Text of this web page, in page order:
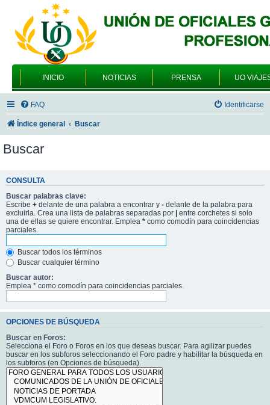
INICIO NOTICIAS PRENSA UO
FAQ Identificarse
Índice general Buscar
Buscar
CONSULTA
Buscar palabras clave:
Escribe + delante de una palabra a encontrar y - delante de la palabra para
excluirla. Crea una lista de palabras separadas por | entre corchetes si solo
una de ellas se quiere encontrar. Emplea * como comodín para coincidencias
parciales.
Buscar todos los términos
Buscar cualquier término
Buscar autor:
Emplea * como comodín para coincidencias parciales.
OPCIONES DE BÚSQUEDA
Buscar en Foros:
Selecciona el Foro o Foros en los que deseas buscar. Para agilizar puedes
buscar en los subforos seleccionando el Foro padre y habilitar la búsqueda en
los subforos (en Opciones de búsqueda).